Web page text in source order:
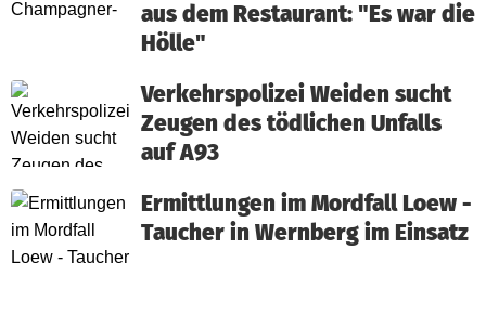
aus dem Restaurant: "Es war die
Hölle"
Verkehrspolizei Weiden sucht
Zeugen des tödlichen Unfalls
auf A93
Ermittlungen im Mordfall Loew -
Taucher in Wernberg im Einsatz